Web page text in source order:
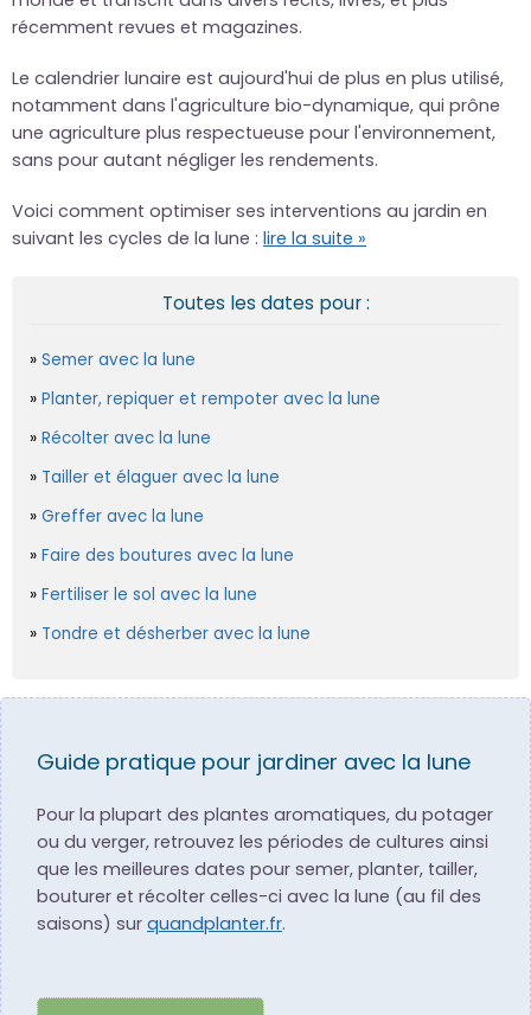
récemment revues et magazines.
Le calendrier lunaire est aujourd'hui de plus en plus utilisé,
notamment dans l'agriculture bio-dynamique, qui prône
une agriculture plus respectueuse pour l'environnement,
sans pour autant négliger les rendements.
Voici comment optimiser ses interventions au jardin en
suivant les cycles de la lune : lire la suite »
Toutes les dates pour :
Semer avec la lune
Planter, repiquer et rempoter avec la lune
Récolter avec la lune
Tailler et élaguer avec la lune
Greffer avec la lune
Faire des boutures avec la lune
Fertiliser le sol avec la lune
Tondre et désherber avec la lune
Guide pratique pour jardiner avec la lune
Pour la plupart des plantes aromatiques, du potager
ou du verger, retrouvez les périodes de cultures ainsi
que les meilleures dates pour semer, planter, tailler,
bouturer et récolter celles-ci avec la lune (au fil des
saisons) sur quandplanter.fr.